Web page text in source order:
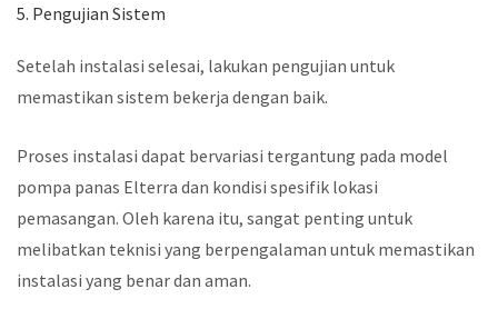
5. Pengujian Sistem
Setelah instalasi selesai, lakukan pengujian untuk
memastikan sistem bekerja dengan baik.
Proses instalasi dapat bervariasi tergantung pada model
pompa panas Elterra dan kondisi spesifik lokasi
pemasangan. Oleh karena itu, sangat penting untuk
melibatkan teknisi yang berpengalaman untuk memastikan
instalasi yang benar dan aman.